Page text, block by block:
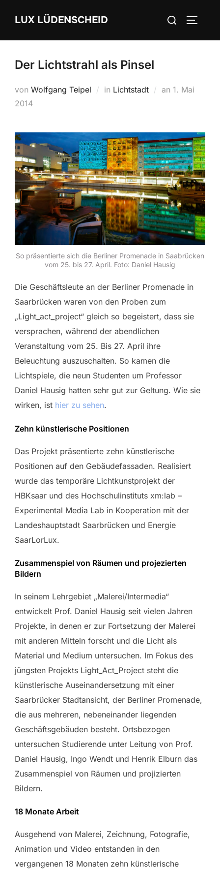
InhaltLUX LÜDENSCHEID
Suchen
Der Lichtstrahl als Pinsel
von Wolfgang Teipel in Lichtstadt an 1. Mai
2014
So präsentierte sich die Berliner Promenade in Saabrücken
vom 25. bis 27. April. Foto: Daniel Hausig
Die Geschäftsleute an der Berliner Promenade in
Saarbrücken waren von den Proben zum
„Light_act_project“ gleich so begeistert, dass sie
versprachen, während der abendlichen
Veranstaltung vom 25. Bis 27. April ihre
Beleuchtung auszuschalten. So kamen die
Lichtspiele, die neun Studenten um Professor
Daniel Hausig hatten sehr gut zur Geltung. Wie sie
wirken, ist hier zu sehen.
Zehn künstlerische Positionen
Das Projekt präsentierte zehn künstlerische
Positionen auf den Gebäudefassaden. Realisiert
wurde das temporäre Lichtkunstprojekt der
HBKsaar und des Hochschulinstituts xm:lab –
Experimental Media Lab in Kooperation mit der
Landeshauptstadt Saarbrücken und Energie
SaarLorLux.
Zusammenspiel von Räumen und projezierten
Bildern
In seinem Lehrgebiet „Malerei/Intermedia“
entwickelt Prof. Daniel Hausig seit vielen Jahren
Projekte, in denen er zur Fortsetzung der Malerei
mit anderen Mitteln forscht und die Licht als
Material und Medium untersuchen. Im Fokus des
jüngsten Projekts Light_Act_Project steht die
künstlerische Auseinandersetzung mit einer
Saarbrücker Stadtansicht, der Berliner Promenade,
die aus mehreren, nebeneinander liegenden
Geschäftsgebäuden besteht. Ortsbezogen
untersuchen Studierende unter Leitung von Prof.
Daniel Hausig, Ingo Wendt und Henrik Elburn das
Zusammenspiel von Räumen und projizierten
Bildern.
18 Monate Arbeit
Ausgehend von Malerei, Zeichnung, Fotografie,
Animation und Video entstanden in den
vergangenen 18 Monaten zehn künstlerische